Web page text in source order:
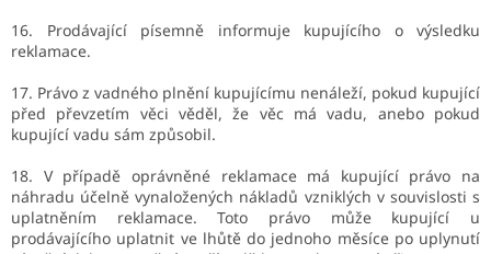
16. Prodávající písemně informuje kupujícího o výsledku
reklamace.
17. Právo z vadného plnění kupujícímu nenáleží, pokud kupující
před převzetím věci věděl, že věc má vadu, anebo pokud
kupující vadu sám způsobil.
18. V případě oprávněné reklamace má kupující právo na
náhradu účelně vynaložených nákladů vzniklých v souvislosti s
uplatněním reklamace. Toto právo může kupující u
prodávajícího uplatnit ve lhůtě do jednoho měsíce po uplynutí